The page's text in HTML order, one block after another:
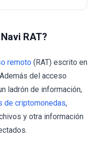
RAT?
remoto (RAT) escrito en
del acceso
ladrón de información,
de criptomonedas,
y otra información